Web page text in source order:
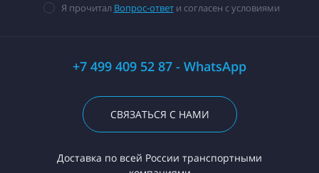
Я прочитал Вопрос-ответи согласен с условиями
+7 499 409 52 87 - WhatsApp
СВЯЗАТЬСЯ С НАМИ
Доставка по всей России транспортными